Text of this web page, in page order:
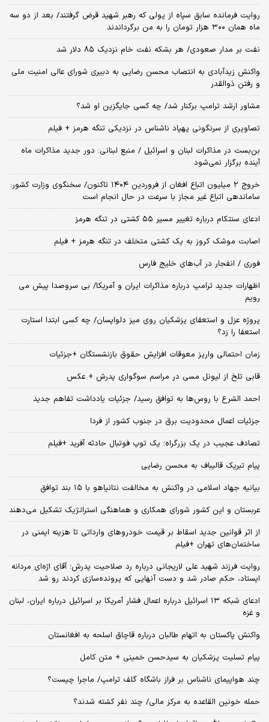
روایت فرمانده سابق سپاه از پولی که رهبر شهید قرض گرفتند/ بعد از دو سه
ماه همان ۳۰۰ هزار تومان را به من برگرداندند
نفت بر مدار صعودی/ هر بشکه نفت خام نزدیک ۸۵ دلار شد
واکنش زیدآبادی به انتصاب محسن رضایی به دبیری شورای عالی امنیت ملی
و رفتن ذوالقدر
مشاور ارشد ترامپ برکنار شد/ چه کسی جایگزین او شد؟
تصاویری از سرنگونی پهپاد ناشناس در نزدیکی تنگه هرمز + فیلم
بن‌بست در مذاکرات لبنان و اسرائیل / منبع لبنانی: دور جدید مذاکرات ماه
آینده برگزار نمی‌شود
خروج ۲ میلیون اتباع افغان از فروردین ۱۴۰۴ تاکنون/ سخنگوی وزارت کشور:
ساماندهی اتباع غیر مجاز با سرعت در حال انجام است
ادعای سنتکام درباره تغییر مسیر ۵۵ کشتی در تنگه هرمز
اصابت موشک کروز به یک کشتی متخلف در تنگه هرمز + فیلم
فوری / انفجار در آب‌های خلیج فارس
اظهارات جدید ترامپ درباره مذاکرات ایران و آمریکا/ بی سروصدا پیش می
رویم
پروژه عزل و استعفای پزشکیان روی میز دلواپسان/ چه کسی ابتدا استارت
استعفا را زد؟
زمان احتمالی واریز معوقات افزایش حقوق بازنشستگان +جزئیات
قابی تلخ از لیونل مسی در مراسم سوگواری پدرش + عکس
احمد الشرع با روس‌ها به توافق رسید/ جزئیات یادداشت تفاهم جدید
جزئیات اعمال محدودیت برق در جنوب کشور از فردا
تصادف عجیب در یک بزرگراه؛ یک توپ فوتبال حادثه‌ آفرید +فیلم
پیام تبریک قالیباف به محسن رضایی
بیانیه جهاد اسلامی در واکنش به مخالفت نتانیاهو با ۱۵ بند توافق
عربستان و این کشور شورای همکاری و هماهنگی استراتژیک تشکیل می‌دهند
از اثر قوانین جدید اسقاط بر قیمت خودروهای وارداتی تا هزینه ایمنی در
ساختمان‌های تهران +فیلم
روایت فرزند شهید علی لاریجانی درباره رد صلاحیت پدرش؛ آقای اژه‌ای مردانه
ایستاد، حکم صادر شد و دست آنهایی که پرونده‌سازی کردند رو شد
ادعای شبکه ۱۳ اسرائیل درباره اعمال فشار آمریکا بر اسرائیل درباره ایران، لبنان
و غزه
واکنش پاکستان به اتهام طالبان درباره قاچاق اسلحه به افغانستان
پیام تسلیت پزشکیان به سیدحسن خمینی + متن کامل
چند هواپیمای ناشناس بر فراز باشگاه گلف ترامپ/ ماجرا چیست؟
حمله خونین القاعده به مرکز مالی/ چند نفر کشته شدند؟